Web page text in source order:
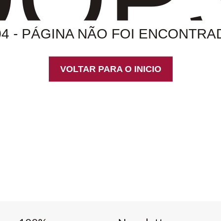
- PÁGINA NÃO FOI
VOLTAR PARA O INICIO